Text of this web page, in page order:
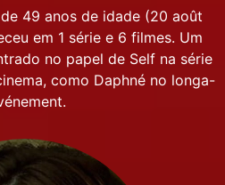
49 anos de idade (20 août
em 1 série e 6 filmes. Um
no papel de Self na série
como Daphné no longa-